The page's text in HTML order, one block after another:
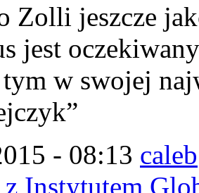
Zolli jeszcze
jest
w swojej
- 08:13 caleb
Instytutem